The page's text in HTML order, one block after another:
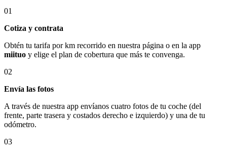
01
Cotiza y contrata
Obtén tu tarifa por km recorrido en nuestra página o en la app
miituo y elige el plan de cobertura que más te convenga.
02
Envía las fotos
A través de nuestra app envíanos cuatro fotos de tu coche (del
frente, parte trasera y costados derecho e izquierdo) y una de tu
odómetro.
03